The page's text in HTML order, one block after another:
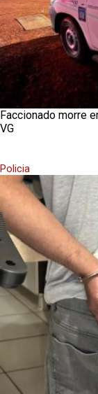
Faccionado morre
VG
Policia